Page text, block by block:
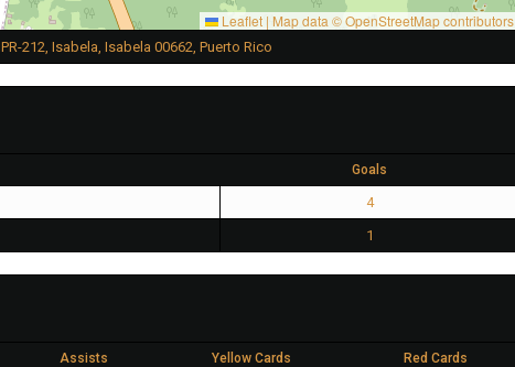
Leaflet | Map data ©OpenStreetMapcontributors
PR-212, Isabela, Isabela 00662, Puerto Rico
Goals
4
1
Assists Yellow Cards Red Cards